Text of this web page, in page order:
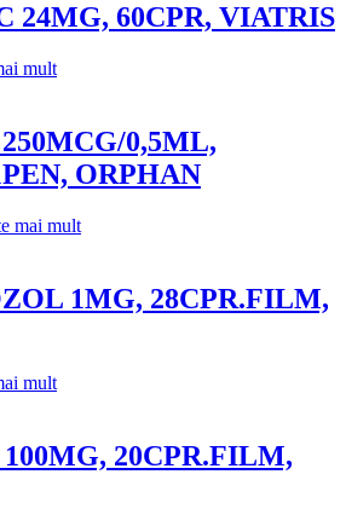
24MG, 60CPR, VIATRIS
mult
0,5ML,
ORPHAN
mai mult
1MG, 28CPR.FILM,
mult
20CPR.FILM,